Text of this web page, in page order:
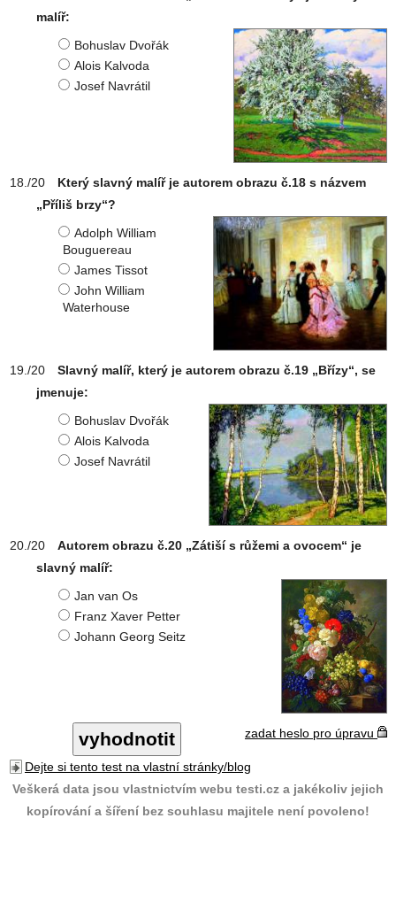
malíř:
Bohuslav Dvořák
Alois Kalvoda
Josef Navrátil
Který slavný malíř je autorem obrazu č.18 s názvem
„Příliš brzy“?
Adolph William
Bouguereau
James Tissot
John William
Waterhouse
Slavný malíř, který je autorem obrazu č.19 „Břízy“, se
jmenuje:
Bohuslav Dvořák
Alois Kalvoda
Josef Navrátil
Autorem obrazu č.20 „Zátiší s růžemi a ovocem“ je
slavný malíř:
Jan van Os
Franz Xaver Petter
Johann Georg Seitz
zadat heslo pro úpravu
Dejte si tento test na vlastní stránky/blog
Veškerá data jsou vlastnictvím webu testi.cz a jakékoliv jejich
kopírování a šíření bez souhlasu majitele není povoleno!